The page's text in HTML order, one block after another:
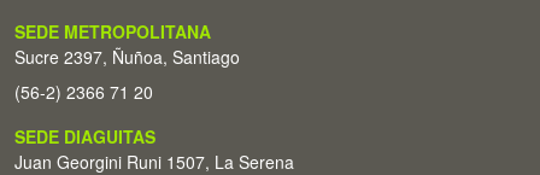
SEDE METROPOLITANA
Sucre 2397, Ñuñoa, Santiago
(56-2) 2366 71 20
SEDE DIAGUITAS
Juan Georgini Runi 1507, La Serena